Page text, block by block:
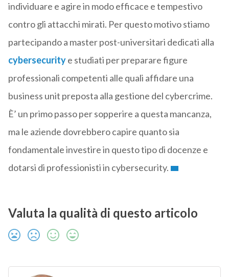
individuare e agire in modo efficace e tempestivo
contro gli attacchi mirati. Per questo motivo stiamo
partecipando a master post-universitari dedicati alla
cybersecuritye studiati per preparare figure
professionali competenti alle quali affidare una
business unit preposta alla gestione del cybercrime.
È’ un primo passo per sopperire a questa mancanza,
ma le aziende dovrebbero capire quanto sia
fondamentale investire in questo tipo di docenze e
dotarsi di professionisti in cybersecurity.
Valuta la qualità di questo articolo